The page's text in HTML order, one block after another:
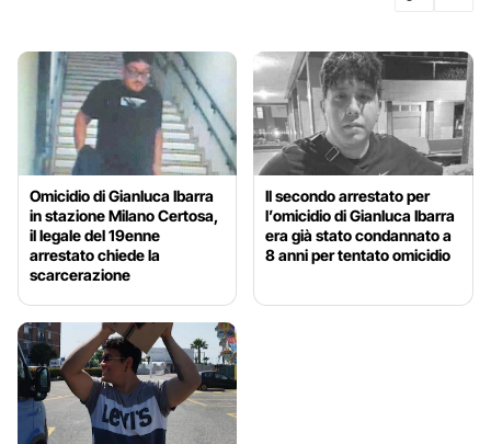
Omicidio di Gianluca Ibarra
in stazione Milano Certosa,
il legale del 19enne
arrestato chiede la
scarcerazione
Il secondo arrestato per
l’omicidio di Gianluca Ibarra
era già stato condannato a
8 anni per tentato omicidio